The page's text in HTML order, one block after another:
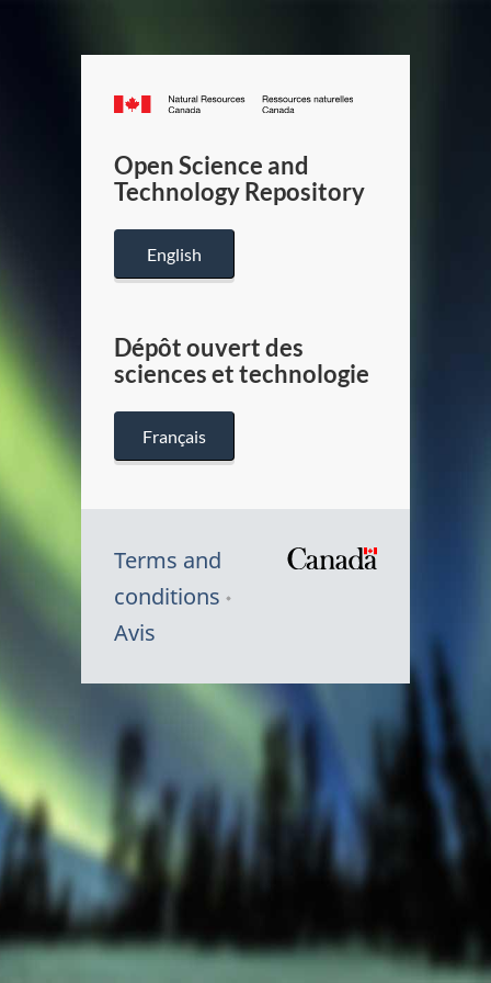
Canada.ca
/
Canada
Open Science and
Technology Repository
English
Dépôt ouvert des
sciences et technologie
Français
Terms and
conditions
Avis
Canada